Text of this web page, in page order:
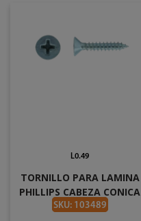
TORNILLO PARA LAMINA
PHILLIPS CABEZA CONICA
#10 X 1 PLG 024636
SKU: 103489
L0.49